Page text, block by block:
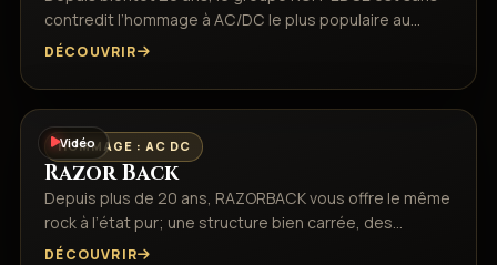
contredit l’hommage à AC/DC le plus populaire au…
DÉCOUVRIR
Vidéo
HOMMAGE : AC DC
Razor Back
Depuis plus de 20 ans, RAZORBACK vous offre le même
rock à l’état pur; une structure bien carrée, des…
DÉCOUVRIR